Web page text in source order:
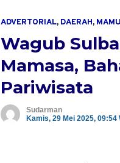
ADVERTORIAL, DAERAH,
Wagub
Mamasa,
Pariwisata
Sudarman
Kamis, 29 Mei 2025, 09:54